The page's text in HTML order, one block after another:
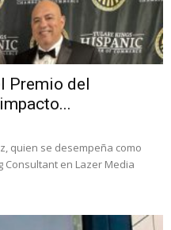
Premio del
quien se desempeña como
Consultant en Lazer Media